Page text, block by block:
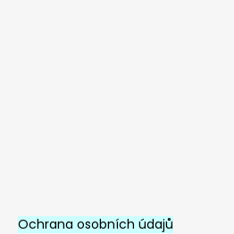
Ochrana osobních údajů